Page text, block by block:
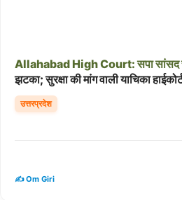
AllahabadHighCourt: सपासांसद
झटका; सुरक्षा की मांग वाली याचिका
उत्तरप्रदेश
✍️ Om Giri